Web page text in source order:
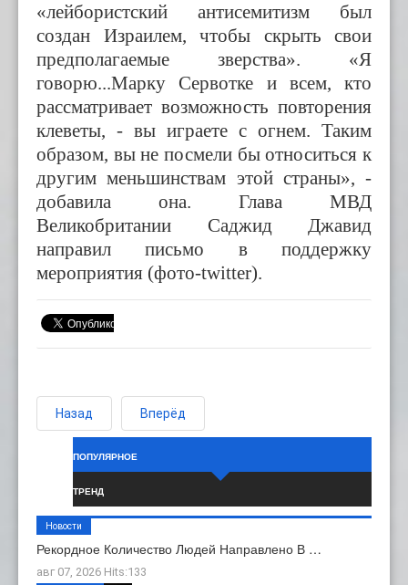
«лейбористский антисемитизм был
создан Израилем, чтобы скрыть свои
предполагаемые зверства». «Я
говорю...Марку Сервотке и всем, кто
рассматривает возможность повторения
клеветы, - вы играете с огнем. Таким
образом, вы не посмели бы относиться к
другим меньшинствам этой страны», -
добавила она. Глава МВД
Великобритании Саджид Джавид
направил письмо в поддержку
мероприятия (фото-twitter).
Назад Вперёд
ПОПУЛЯРНОЕ
ТРЕНД
Рекордное Количество Людей Направлено В …
авг 07, 2026 Hits:133
Новости